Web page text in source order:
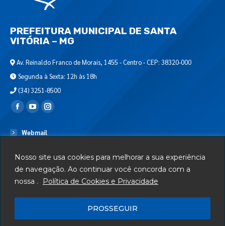
Nosso site usa cookies para melhorar a sua experiência
de navegação. Ao continuar você concorda com a
nossa .
Política de Cookies e Privacidade
PROSSEGUIR
PREFEITURA MUNICIPAL DE SANTA
VITÓRIA – MG
Av. Reinaldo Franco de Morais, 1455 - Centro - CEP: 38320-000
Segunda à Sexta: 12h às 18h
(34) 3251-8500
Encontre-nos em:
Webmail
Serviços
Telefones Úteis